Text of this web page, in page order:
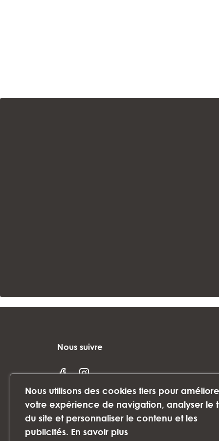
Nous suivre
©2024 PHARMACIE SAINT-MARTIN -
Nous utilisons des cookies tiers pour
votre expérience de navigation, analyser le
du site et personnaliser le contenu et les
publicités. En savoir plus